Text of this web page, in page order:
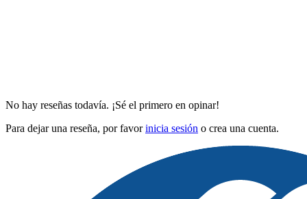
No hay reseñas todavía. ¡Sé el primero en opinar!
Para dejar una reseña, por favorinicia sesión o crea una cuenta.